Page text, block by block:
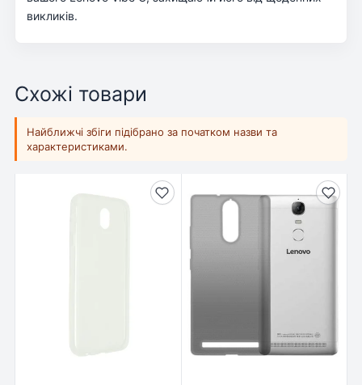
викликів.
Схожі товари
Найближчі збіги підібрано за початком назви та
характеристиками.